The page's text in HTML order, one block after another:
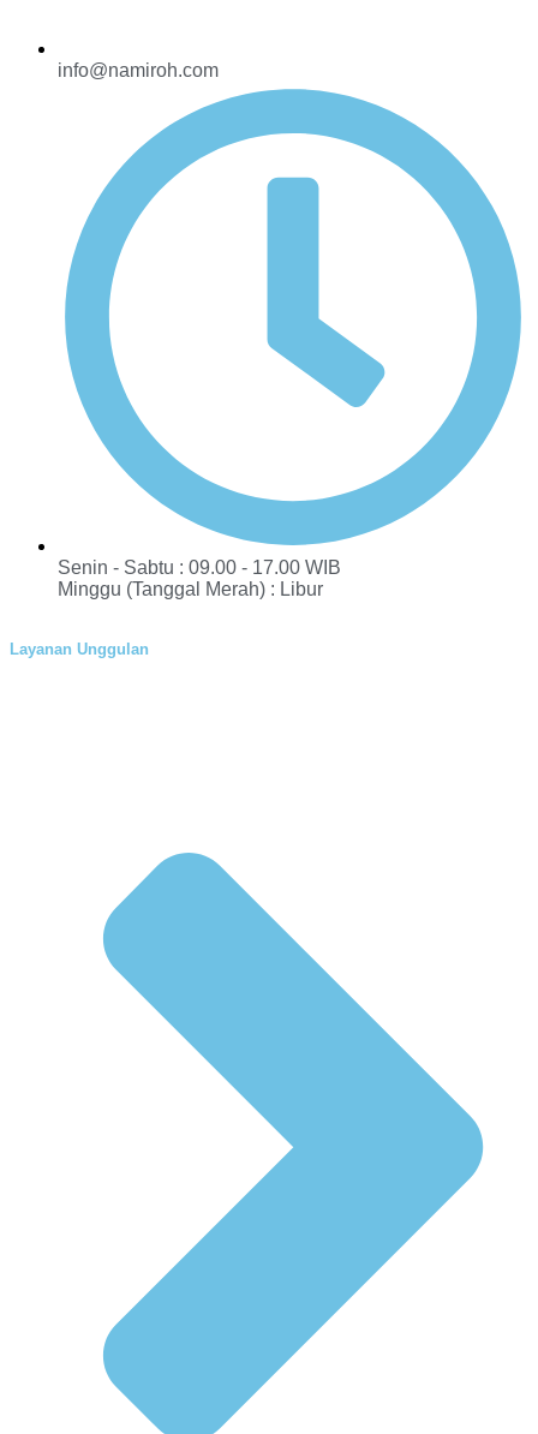
info@namiroh.com
Senin - Sabtu : 09.00 - 17.00 WIB
Minggu (Tanggal Merah) : Libur
Layanan Unggulan